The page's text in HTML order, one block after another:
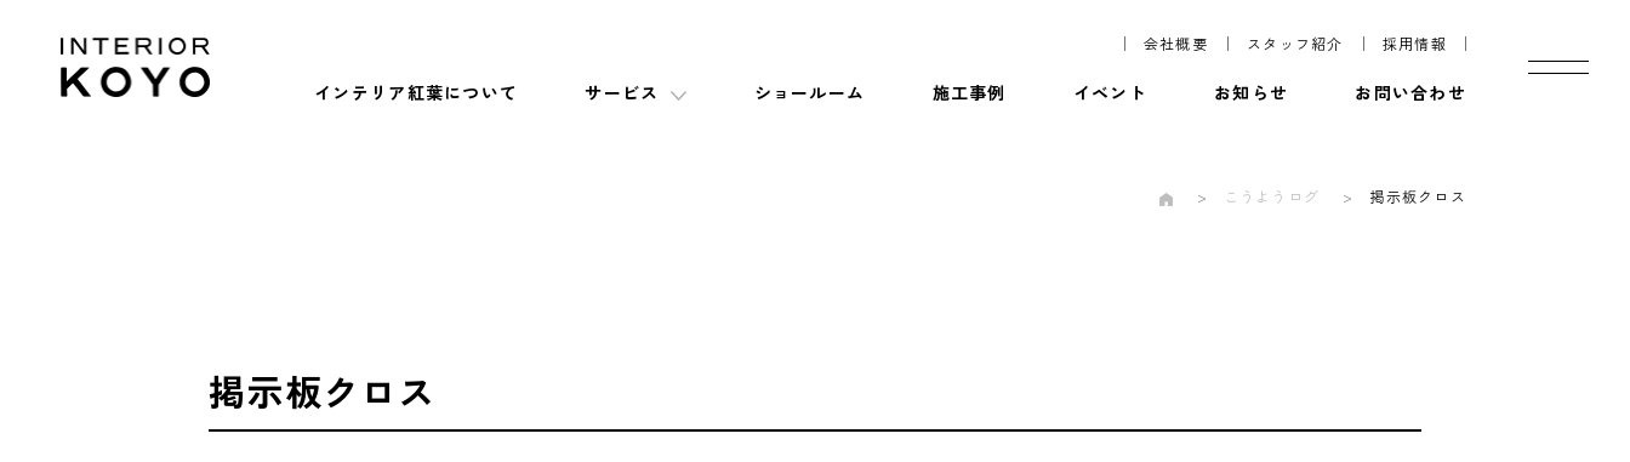
会社概要 スタッフ紹介 採用情報
インテリア紅葉について サービス ショールーム 施工事例 イベント お知らせ お問い合わせ
こうようログ 掲示板クロス
掲示板クロス